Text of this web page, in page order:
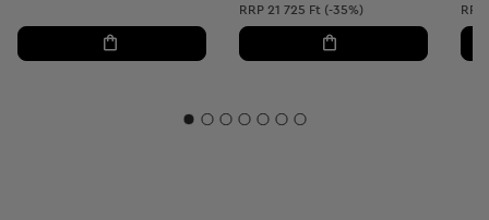
Ajánlott ár:
RRP 21 725 Ft (-35%) RRP